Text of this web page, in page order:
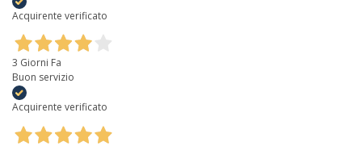
Acquirente verificato
3 Giorni Fa
Buon servizio
Acquirente verificato